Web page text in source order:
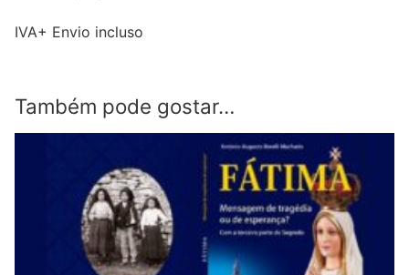
IVA+ Envio incluso
Também pode gostar…